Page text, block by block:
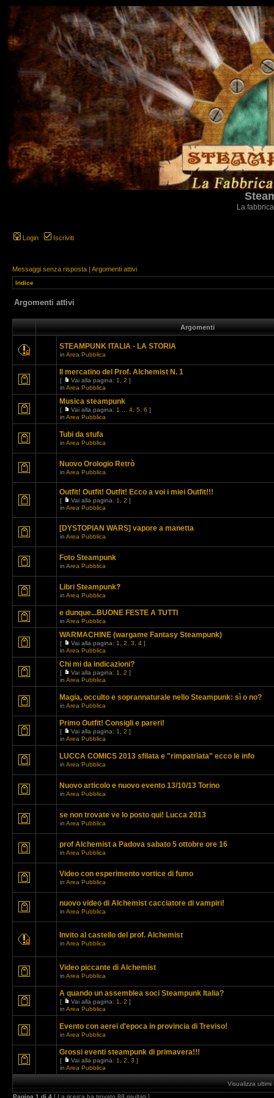
La
Login Iscriviti
Messaggi senza risposta | Argomenti attivi
Indice
Argomenti attivi
Argomenti
STEAMPUNK ITALIA - LA STORIA
in Area Pubblica
Il mercatino del Prof. Alchemist N. 1
[ Vai alla pagina: 1 2 ]
in Area Pubblica
Musica steampunk
[ Vai alla pagina: 1 4 5 6 ]
in Area Pubblica
Tubi da stufa
in Area Pubblica
Nuovo Orologio Retrò
in Area Pubblica
Outfit! Outfit! Outfit! Ecco a voi i miei Outfit!!!
[ Vai alla pagina: 1 2 ]
in Area Pubblica
[DYSTOPIAN WARS] vapore a manetta
in Area Pubblica
Foto Steampunk
in Area Pubblica
Libri Steampunk?
in Area Pubblica
e dunque...BUONE FESTE A TUTTI
in Area Pubblica
WARMACHINE (wargame Fantasy Steampunk)
[ Vai alla pagina: 1 2 3 4 ]
in Area Pubblica
Chi mi da indicazioni?
[ Vai alla pagina: 1 2 ]
in Area Pubblica
Magia, occulto e soprannaturale nello Steampunk: sì o no?
in Area Pubblica
Primo Outfit! Consigli e pareri!
[ Vai alla pagina: 1 2 ]
in Area Pubblica
LUCCA COMICS 2013 sfilata e "rimpatriata" ecco le info
in Area Pubblica
Nuovo articolo e nuovo evento 13/10/13 Torino
in Area Pubblica
se non trovate ve lo posto qui! Lucca 2013
in Area Pubblica
prof Alchemist a Padova sabato 5 ottobre ore 16
in Area Pubblica
Video con esperimento vortice di fumo
in Area Pubblica
nuovo video di Alchemist cacciatore di vampiri!
in Area Pubblica
Invito al castello del prof. Alchemist
in Area Pubblica
Video piccante di Alchemist
in Area Pubblica
A quando un assemblea soci Steampunk Italia?
[ Vai alla pagina: 1 2 ]
in Area Pubblica
Evento con aerei d'epoca in provincia di Treviso!
in Area Pubblica
Grossi eventi steampunk di primavera!!!
[ Vai alla pagina: 1 2 3 ]
in Area Pubblica
Visualizza ultimi
Pagina 1 di 4 [ La ricerca ha trovato 88 risultati ]